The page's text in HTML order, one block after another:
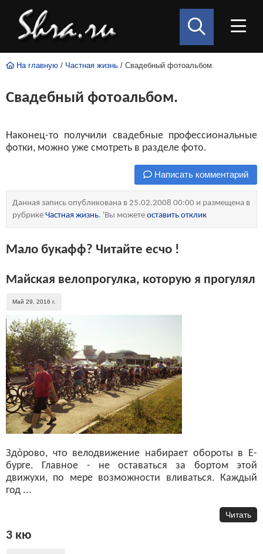
На главную / Частная жизнь / Свадебный фотоальбом.
Свадебный фотоальбом.
Наконец-то получили свадебные профессиональные
фотки, можно уже смотреть в разделе фото.
Написать комментарий
Данная запись опубликована в 25.02.2008 00:00 и размещена в
рубрике Частная жизнь. 'Вы можете оставить отклик
Мало букафф? Читайте есчо !
Майская велопрогулка, которую я прогулял
Май 29, 2016 г.
Здòрово, что велодвижение набирает обороты в Е-
бурге. Главное - не оставаться за бортом этой
движухи, по мере возможности вливаться. Каждый
год ...
Читать
3 кю